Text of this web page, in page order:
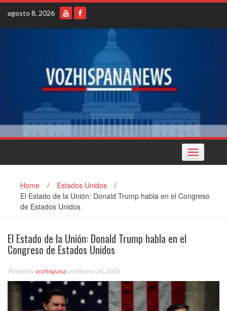
Skip
content
agosto 8, 2026
Toggle
navigation
Home / Estados Unidos
/
El Estado de la Unión: Donald Trump habla en el Congreso
de Estados Unidos
El Estado de la Unión: Donald Trump habla en el
Congreso de Estados Unidos
Posted Byvozhispanaon febrero 24, 2026